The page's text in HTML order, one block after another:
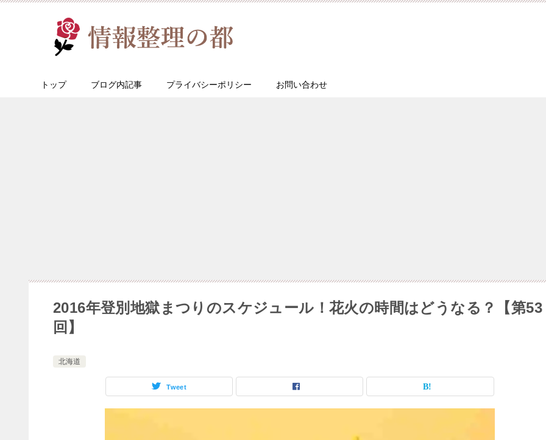
トップ ブログ内記事 プライバシーポリシー お問い合わせ
2016年登別地獄まつりのスケジュール！花火の時間はどうなる？【第53
回】
北海道
Tweet